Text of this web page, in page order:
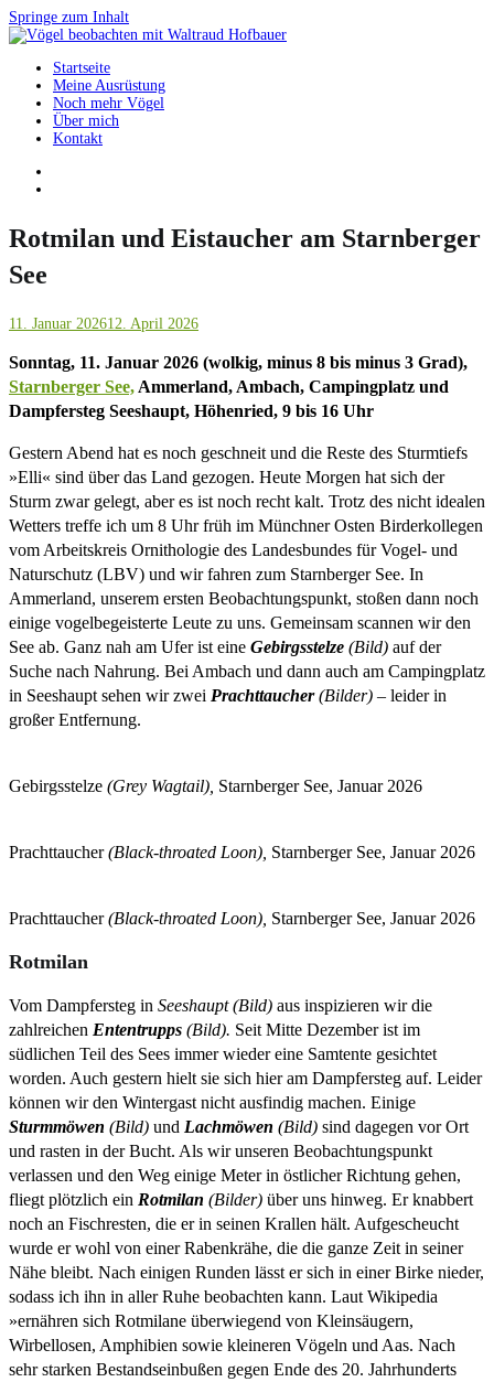
Springe zum Inhalt
Vögel beobachten mit Waltraud Hofbauer
Startseite
Meine Ausrüstung
Noch mehr Vögel
Über mich
Kontakt
Rotmilan und Eistaucher am Starnberger
See
11. Januar 202612. April 2026
Sonntag, 11. Januar 2026 (wolkig, minus 8 bis minus 3 Grad),
Starnberger See, Ammerland, Ambach, Campingplatz und
Dampfersteg Seeshaupt, Höhenried, 9 bis 16 Uhr
Gestern Abend hat es noch geschneit und die Reste des Sturmtiefs
»Elli« sind über das Land gezogen. Heute Morgen hat sich der
Sturm zwar gelegt, aber es ist noch recht kalt. Trotz des nicht idealen
Wetters treffe ich um 8 Uhr früh im Münchner Osten Birderkollegen
vom Arbeitskreis Ornithologie des Landesbundes für Vogel- und
Naturschutz (LBV) und wir fahren zum Starnberger See. In
Ammerland, unserem ersten Beobachtungspunkt, stoßen dann noch
einige vogelbegeisterte Leute zu uns. Gemeinsam scannen wir den
See ab. Ganz nah am Ufer ist eine Gebirgsstelze (Bild) auf der
Suche nach Nahrung. Bei Ambach und dann auch am Campingplatz
in Seeshaupt sehen wir zwei Prachttaucher(Bilder) – leider in
großer Entfernung.
Gebirgsstelze (Grey Wagtail), Starnberger See, Januar 2026
Prachttaucher(Black-throated Loon), Starnberger See, Januar 2026
Prachttaucher(Black-throated Loon), Starnberger See, Januar 2026
Rotmilan
Vom Dampfersteg in Seeshaupt (Bild) aus inspizieren wir die
zahlreichen Ententrupps (Bild). Seit Mitte Dezember ist im
südlichen Teil des Sees immer wieder eine Samtente gesichtet
worden. Auch gestern hielt sie sich hier am Dampfersteg auf. Leider
können wir den Wintergast nicht ausfindig machen. Einige
Sturmmöwen (Bild) und Lachmöwen (Bild) sind dagegen vor Ort
und rasten in der Bucht. Als wir unseren Beobachtungspunkt
verlassen und den Weg einige Meter in östlicher Richtung gehen,
fliegt plötzlich ein Rotmilan (Bilder) über uns hinweg. Er knabbert
noch an Fischresten, die er in seinen Krallen hält. Aufgescheucht
wurde er wohl von einer Rabenkrähe, die die ganze Zeit in seiner
Nähe bleibt. Nach einigen Runden lässt er sich in einer Birke nieder,
sodass ich ihn in aller Ruhe beobachten kann. Laut Wikipedia
»ernähren sich Rotmilane überwiegend von Kleinsäugern,
Wirbellosen, Amphibien sowie kleineren Vögeln und Aas. Nach
sehr starken Bestandseinbußen gegen Ende des 20. Jahrhunderts